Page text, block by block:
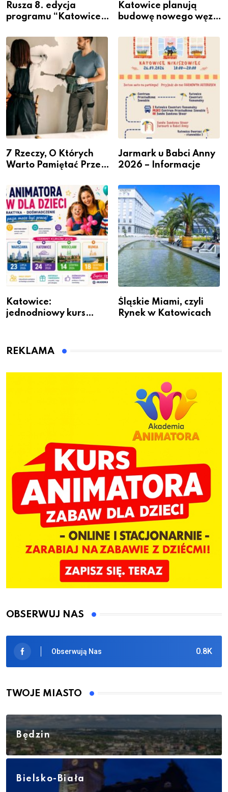
Rusza 8. edycja
programu “Katowice
– nabór dla
przedsiębiorców
Katowice planują
budowę nowego węzła
Podlesiu
7 Rzeczy, O Których
Warto Pamiętać Przed
Jarmark u Babci Anny
2026 – Informacje
Katowice:
jednodniowy kurs
dzieci
Śląskie Miami, czyli
Rynek w Katowicach
REKLAMA
OBSERWUJ NAS
0.8K
Obserwują Nas
TWOJE MIASTO
Będzin
Bielsko-Biała